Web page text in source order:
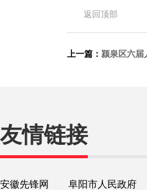
返回顶部
上一篇： 颍泉区六届
友情链接
安徽先锋网 阜阳市人民政府